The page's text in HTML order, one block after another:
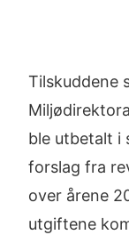
Tilskuddene
ble utbetalt i
forslag fra
over årene
utgiftene